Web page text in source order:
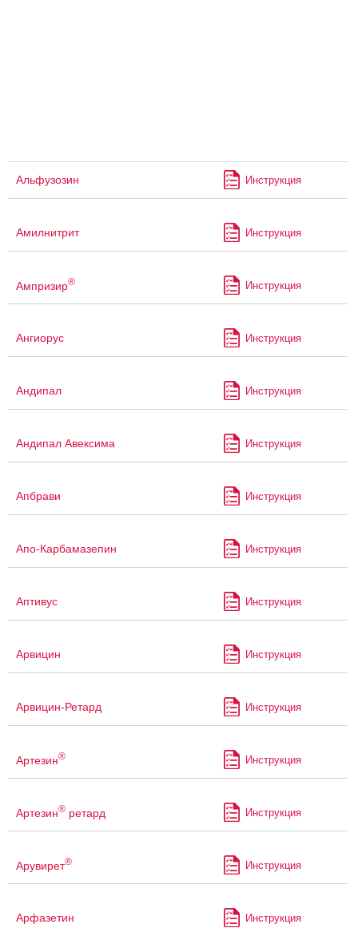
Альфузозин Инструкция
Амилнитрит Инструкция
Ампризир® Инструкция
Ангиорус Инструкция
Андипал Инструкция
Андипал Авексима Инструкция
Апбрави Инструкция
Апо-Карбамазепин Инструкция
Аптивус Инструкция
Арвицин Инструкция
Арвицин-Ретард Инструкция
Артезин® Инструкция
Артезин® ретард Инструкция
Арувирет® Инструкция
Арфазетин Инструкция